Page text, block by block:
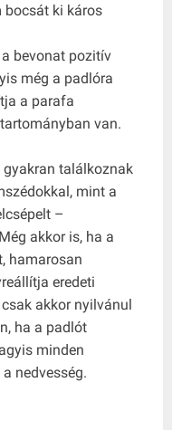
bocsát ki káros
bevonat pozitív
még a padlóra
a parafa
van.
találkoznak
mint a
–
akkor is, ha a
hamarosan
eredeti
akkor nyilvánul
ha a padlót
minden
nedvesség.